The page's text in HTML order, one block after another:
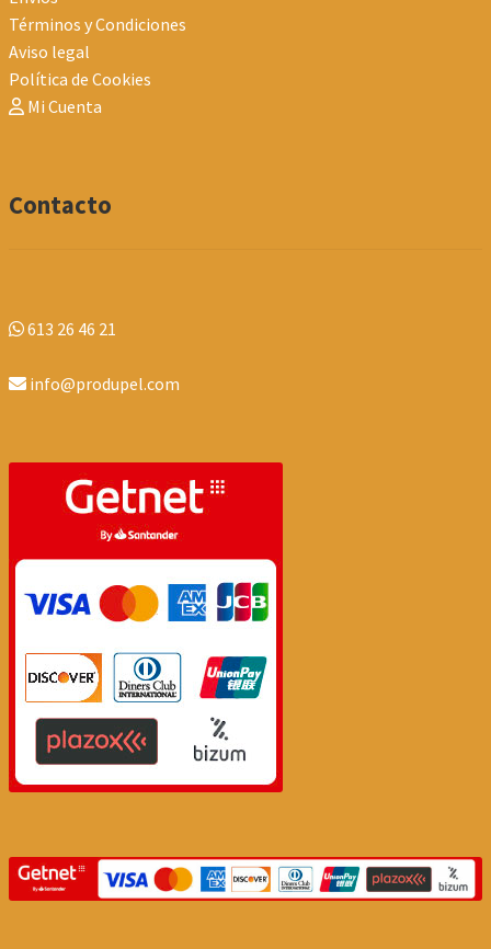
Términos y Condiciones
Aviso legal
Política de Cookies
Mi Cuenta
Contacto
613 26 46 21
info@produpel.com